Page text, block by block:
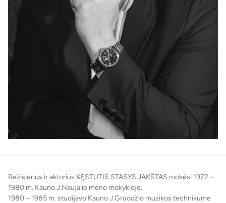
Režisierius ir aktorius KĘSTUTIS STASYS JAKŠTAS mokėsi 1972 –
1980 m. Kauno J.Naujalio meno mokykloje.
1980 – 1985 m. studijavo Kauno J.Gruodžio muzikos technikume